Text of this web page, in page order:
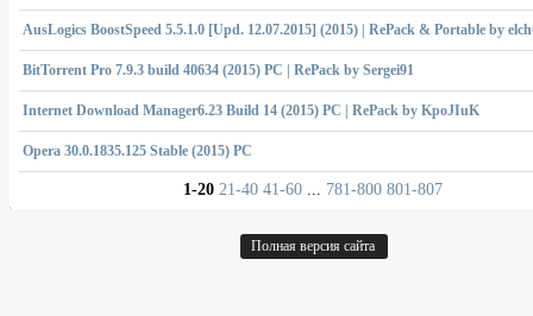
AusLogics BoostSpeed 5.5.1.0 [Upd. 12.07.2015] (2015) | RePack & Portable by
BitTorrent Pro 7.9.3 build 40634 (2015) PC | RePack by Sergei91
Internet Download Manager6.23 Build 14 (2015) PC | RePack by KpoJIuK
Opera 30.0.1835.125 Stable (2015) РС
1-20 21-40 41-60 781-800 801-807
Полная версия сайта